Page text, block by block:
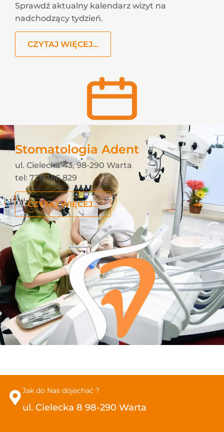
Sprawdź aktualny kalendarz wizyt na
nadchodzący tydzień.
CZYTAJ WIĘCEJ...
Stomatologia Adent
ul. Cielecka 43, 98-290 Warta
tel: 728 386 829
CZYTAJ WIĘCEJ...
Jak do Nas dojechać ?
ul. Cielecka 8 98-290 Warta